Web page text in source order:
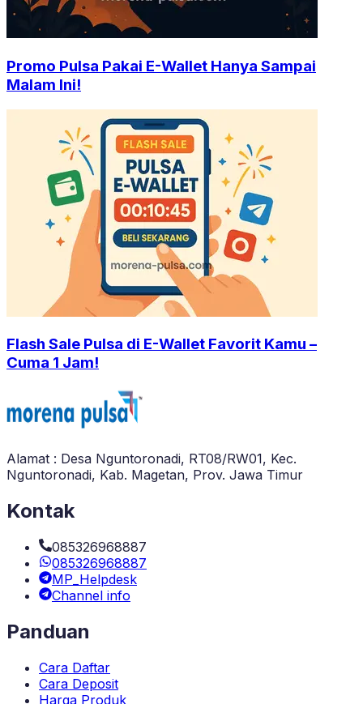
Promo Pulsa Pakai E-Wallet Hanya Sampai
Malam Ini!
Flash Sale Pulsa di E-Wallet Favorit Kamu –
Cuma 1 Jam!
Alamat : Desa Nguntoronadi, RT08/RW01, Kec.
Nguntoronadi, Kab. Magetan, Prov. Jawa Timur
Kontak
085326968887
085326968887
MP_Helpdesk
Channel info
Panduan
Cara Daftar
Cara Deposit
Harga Produk